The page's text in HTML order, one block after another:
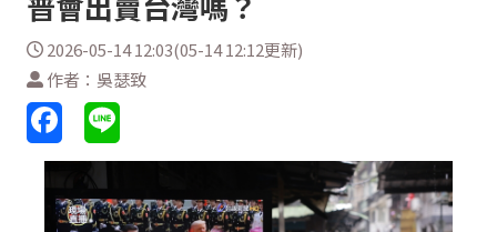
2026-05-14 12:03(05-14 12:12更新)
作者：吳瑟致